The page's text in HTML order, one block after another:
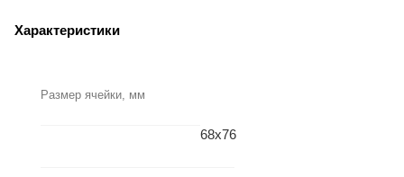
Характеристики
Размер ячейки, мм
68x76